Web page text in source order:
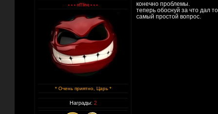
* Очень приятно, Царь *
Награды: 2
конечно проблемы.
теперь обоснуй за что дал
самый простой вопрос.